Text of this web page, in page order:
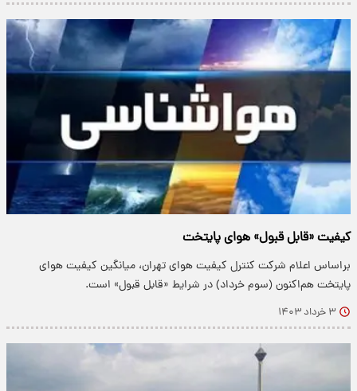
کیفیت «قابل قبول» هوای پایتخت
براساس اعلام شرکت کنترل کیفیت هوای تهران، میانگین کیفیت هوای
پایتخت هم‌اکنون (سوم خرداد) در شرایط «قابل قبول» است.
۳ خرداد ۱۴۰۳